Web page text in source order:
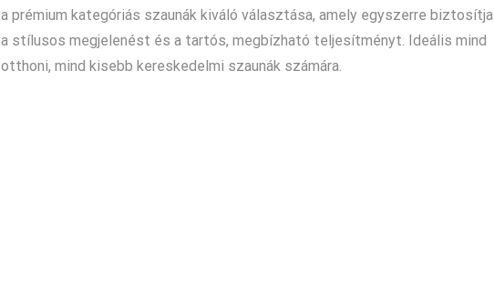
a prémium kategóriás szaunák kiváló választása, amely egyszerre biztosítja
a stílusos megjelenést és a tartós, megbízható teljesítményt. Ideális mind
otthoni, mind kisebb kereskedelmi szaunák számára.